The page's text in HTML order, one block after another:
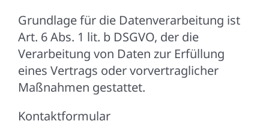
Grundlage für die Datenverarbeitung ist
Art. 6 Abs. 1 lit. b DSGVO, der die
Verarbeitung von Daten zur Erfüllung
eines Vertrags oder vorvertraglicher
Maßnahmen gestattet.
Kontaktformular